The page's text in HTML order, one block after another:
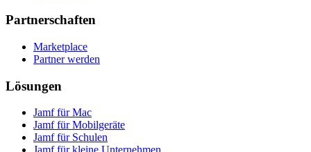
Partnerschaften
Marketplace
Partner werden
Lösungen
Jamf für Mac
Jamf für Mobilgeräte
Jamf für Schulen